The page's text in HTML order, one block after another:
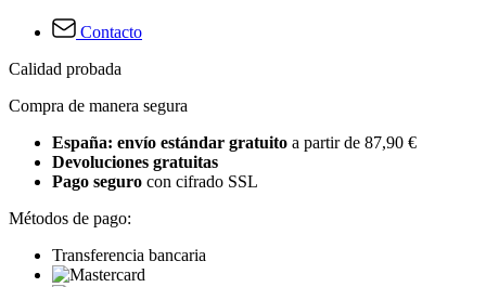
Contacto
Calidad probada
Compra de manera segura
España: envío estándar gratuito a partir de 87,90 €
Devoluciones gratuitas
Pago seguro con cifrado SSL
Métodos de pago:
Transferencia bancaria